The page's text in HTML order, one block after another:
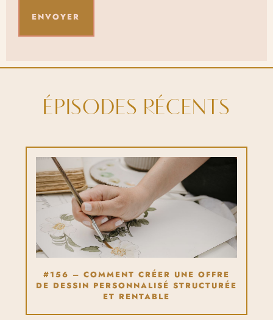
ÉPISODES RÉCENTS
#156 – COMMENT CRÉER UNE OFFRE
DE DESSIN PERSONNALISÉ STRUCTURÉE
ET RENTABLE